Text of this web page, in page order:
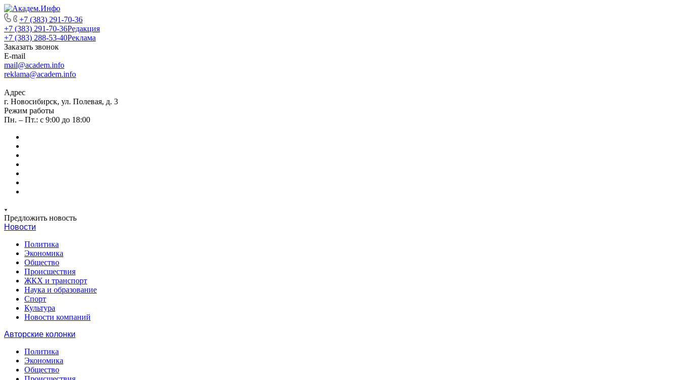
+7 (383) 291-70-36
+7 (383) 291-70-36Редакция
+7 (383) 288-53-40Реклама
Заказать звонок
E-mail
mail@academ.info
reklama@academ.info
Адрес
г. Новосибирск, ул. Полевая, д. 3
Режим работы
Пн. – Пт.: с 9:00 до 18:00
Предложить новость
Новости
Политика
Экономика
Общество
Происшествия
ЖКХ и транспорт
Наука и образование
Спорт
Культура
Новости компаний
Авторские колонки
Политика
Экономика
Общество